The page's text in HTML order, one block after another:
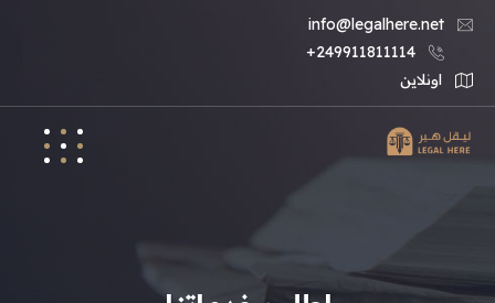
info@legalhere.net
249911811114+
اونلاين